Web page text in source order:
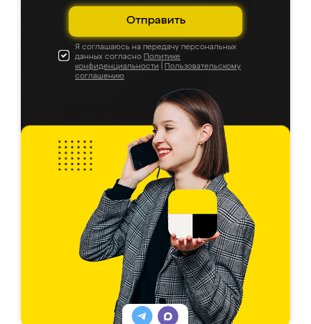
Отправить
Я соглашаюсь на передачу персональных
данных согласно Политике
конфиденциальности
Пользовательскому
соглашению